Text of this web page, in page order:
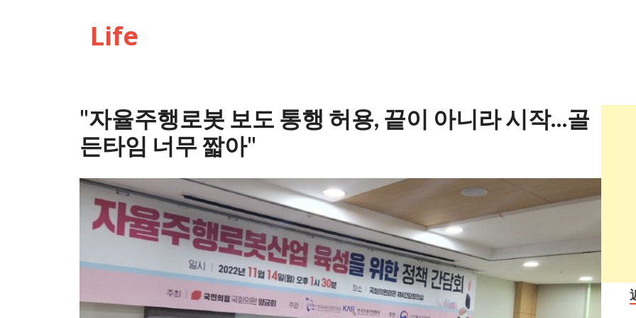
Life
"자율주행로봇 보도 통행 허용, 끝이 아니라 시작…골
든타임 너무 짧아"